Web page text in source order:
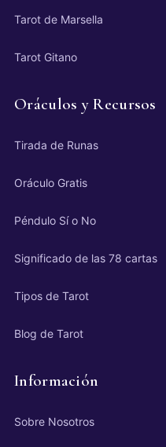
Tarot de Marsella
Tarot Gitano
Oráculos y Recursos
Tirada de Runas
Oráculo Gratis
Péndulo Sí o No
Significado de las 78 cartas
Tipos de Tarot
Blog de Tarot
Información
Sobre Nosotros